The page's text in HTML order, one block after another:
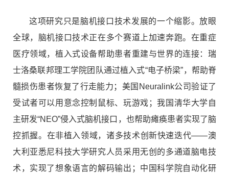
这项研究只是脑机接口技术发展的一个缩影。放眼
全球，脑机接口技术正在多个赛道上加速奔跑。在重症
医疗领域，植入式设备帮助患者重建与世界的连接：瑞
士洛桑联邦理工学院团队通过植入式“电子桥梁”，帮助脊
髓损伤患者恢复了行走能力；美国Neuralink公司验证了
受试者可以用意念控制鼠标、玩游戏；我国清华大学自
主研发“NEO”侵入式脑机接口，也帮助瘫痪患者实现了脑
控抓握。在非植入领域，诸多技术创新快速迭代——澳
大利亚悉尼科技大学研究人员采用无创的多通道脑电技
术，实现了想象语言的解码输出；中国科学院自动化研